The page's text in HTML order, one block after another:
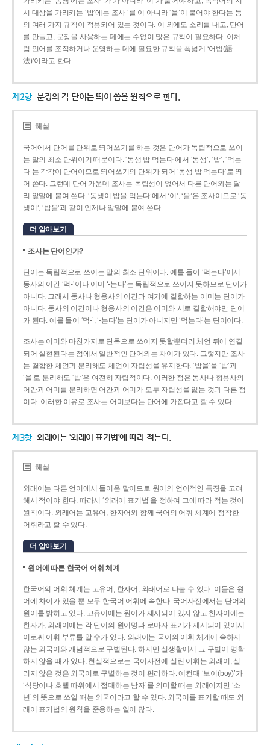
시 대상을 가리키는 ‘밥’에는 조사 ‘를’이 아니라 ‘을’이 붙어야 한다는 등
의 여러 가지 규칙이 적용되어 있는 것이다. 이 외에도 소리를 내고, 단어
를 만들고, 문장을 사용하는 데에는 수없이 많은 규칙이 필요하다. 이처
럼 언어를 조직하거나 운영하는 데에 필요한 규칙을 폭넓게 ‘어법(語
法)’이라고 한다.
제2항 문장의 각 단어는 띄어 씀을 원칙으로 한다.
해설
국어에서 단어를 단위로 띄어쓰기를 하는 것은 단어가 독립적으로 쓰이
는 말의 최소 단위이기 때문이다. ‘동생 밥 먹는다’에서 ‘동생’, ‘밥’, ‘먹는
다’는 각각이 단어이므로 띄어쓰기의 단위가 되어 ‘동생 밥 먹는다’로 띄
어 쓴다. 그런데 단어 가운데 조사는 독립성이 없어서 다른 단어와는 달
리 앞말에 붙여 쓴다. ‘동생이 밥을 먹는다’에서 ‘이’, ‘을’은 조사이므로 ‘동
생이’, ‘밥을’과 같이 언제나 앞말에 붙여 쓴다.
더 알아보기
조사는 단어인가?
단어는 독립적으로 쓰이는 말의 최소 단위이다. 예를 들어 ‘먹는다’에서
동사의 어간 ‘먹-­’이나 어미 ‘­-는다’는 독립적으로 쓰이지 못하므로 단어가
아니다. 그래서 동사나 형용사의 어간과 여기에 결합하는 어미는 단어가
아니다. 동사의 어간이나 형용사의 어간은 어미와 서로 결합해야만 단어
가 된다. 예를 들어 ‘먹-’, ‘-는다’는 단어가 아니지만 ‘먹는다’는 단어이다.
조사는 어미와 마찬가지로 단독으로 쓰이지 못할뿐더러 체언 뒤에 연결
되어 실현된다는 점에서 일반적인 단어와는 차이가 있다. 그렇지만 조사
는 결합한 체언과 분리해도 체언이 자립성을 유지한다. ‘밥을’을 ‘밥’과
‘을’로 분리해도 ‘밥’은 여전히 자립적이다. 이러한 점은 동사나 형용사의
어간과 어미를 분리하면 어간과 어미가 모두 자립성을 잃는 것과 다른 점
이다. 이러한 이유로 조사는 어미보다는 단어에 가깝다고 할 수 있다.
제3항 외래어는 ‘외래어 표기법’에 따라 적는다.
해설
외래어는 다른 언어에서 들어온 말이므로 원어의 언어적인 특징을 고려
해서 적어야 한다. 따라서 ‘외래어 표기법’을 정하여 그에 따라 적는 것이
원칙이다. 외래어는 고유어, 한자어와 함께 국어의 어휘 체계에 정착한
어휘라고 할 수 있다.
더 알아보기
원어에 따른 한국어 어휘 체계
한국어의 어휘 체계는 고유어, 한자어, 외래어로 나눌 수 있다. 이들은 원
어에 차이가 있을 뿐 모두 한국어 어휘에 속한다. 국어사전에서는 단어의
원어를 밝히고 있다. 고유어에는 원어가 제시되어 있지 않고 한자어에는
한자가, 외래어에는 각 단어의 원어명과 로마자 표기가 제시되어 있어서
이로써 어휘 부류를 알 수가 있다. 외래어는 국어의 어휘 체계에 속하지
않는 외국어와 개념적으로 구별된다. 하지만 실생활에서 그 구별이 명확
하지 않을 때가 있다. 현실적으로는 국어사전에 실린 어휘는 외래어, 실
리지 않은 것은 외국어로 구별하는 것이 편리하다. 예컨대 ‘보이(boy)’가
‘식당이나 호텔 따위에서 접대하는 남자’를 의미할 때는 외래어지만 ‘소
년’의 뜻으로 쓰일 때는 외국어라고 할 수 있다. 외국어를 표기할 때도 외
래어 표기법의 원칙을 준용하는 일이 많다.